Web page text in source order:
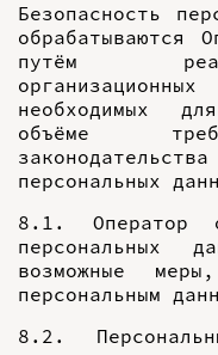
Безопасность
обрабатываются
путём
необходимых
объёме
персональных
8.1. Оператор
персональных
возможные
персональным
8.2.